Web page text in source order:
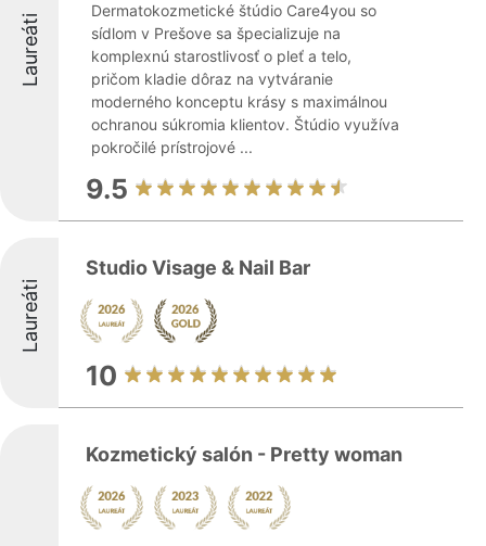
Laureáti
Dermatokozmetické štúdio Care4you so
sídlom v Prešove sa špecializuje na
komplexnú starostlivosť o pleť a telo,
pričom kladie dôraz na vytváranie
moderného konceptu krásy s maximálnou
ochranou súkromia klientov. Štúdio využíva
pokročilé prístrojové ...
9.5
Laureáti
Studio Visage & Nail Bar
10
Kozmetický salón - Pretty woman